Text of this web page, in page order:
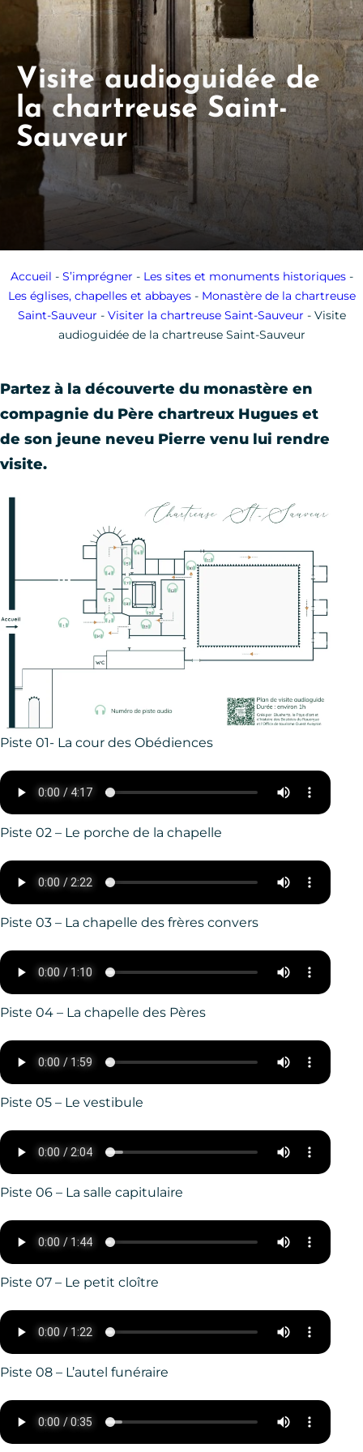
Visite audioguidée de
la chartreuse Saint-
Sauveur
Accueil - S’imprégner - Les sites et monuments historiques-
Les églises, chapelles et abbayes- Monastère de la chartreuse
Saint-Sauveur - Visiter la chartreuse Saint-Sauveur - Visite
audioguidée de la chartreuse Saint-Sauveur
Partez à la découverte du monastère en
compagnie du Père chartreux Hugues et
de son jeune neveu Pierre venu lui rendre
visite.
Piste 01- La cour des Obédiences
Piste 02 – Le porche de la chapelle
Piste 03 – La chapelle des frères convers
Piste 04 – La chapelle des Pères
Piste 05 – Le vestibule
Piste 06 – La salle capitulaire
Piste 07 – Le petit cloître
Piste 08 – L’autel funéraire